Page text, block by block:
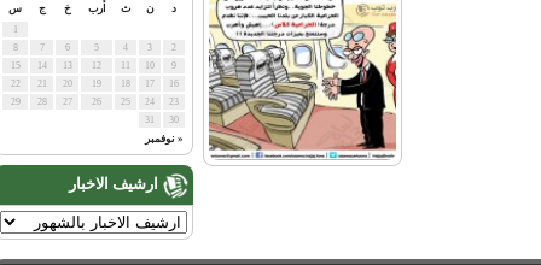
أرب س
« نوفمبر
ارشيف الاخبار